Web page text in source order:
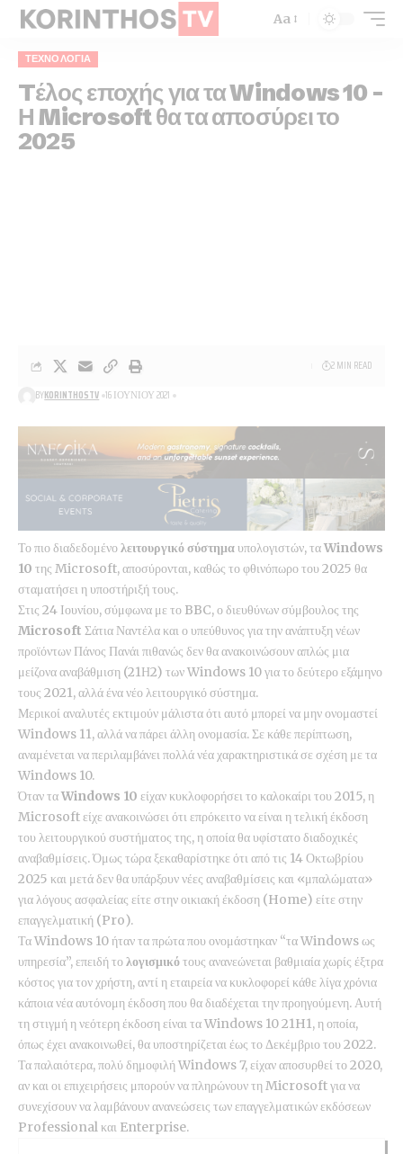
Aa
ΤΕΧΝΟΛΟΓΊΑ
Tέλος εποχής για τα Windows 10 –
Η Microsoft θα τα αποσύρει το
2025
BYKORINTHOSTV 16 ΙΟΥΝΊΟΥ 2021
2 MIN READ
Το πιο διαδεδομένολειτουργικό σύστημαυπολογιστών, ταWindows
10 της Microsoft, αποσύρονται, καθώς το φθινόπωρο του 2025 θα
σταματήσει η υποστήριξή τους.
Στις 24 Ιουνίου, σύμφωνα με το BBC, ο διευθύνων σύμβουλος της
Microsoft Σάτια Ναντέλα και ο υπεύθυνος για την ανάπτυξη νέων
προϊόντων Πάνος Πανάι πιθανώς δεν θα ανακοινώσουν απλώς μια
μείζονα αναβάθμιση (21Η2) των Windows 10 για το δεύτερο εξάμηνο
τους 2021, αλλά ένα νέο λειτουργικό σύστημα.
Μερικοί αναλυτές εκτιμούν μάλιστα ότι αυτό μπορεί να μην ονομαστεί
Windows 11, αλλά να πάρει άλλη ονομασία. Σε κάθε περίπτωση,
αναμένεται να περιλαμβάνει πολλά νέα χαρακτηριστικά σε σχέση με τα
Windows 10.
Όταν ταWindows 10 είχαν κυκλοφορήσει το καλοκαίρι του 2015, η
Microsoft είχε ανακοινώσει ότι επρόκειτο να είναι η τελική έκδοση
του λειτουργικού συστήματος της, η οποία θα υφίστατο διαδοχικές
αναβαθμίσεις. Όμως τώρα ξεκαθαρίστηκε ότι από τις 14 Οκτωβρίου
2025 και μετά δεν θα υπάρξουν νέες αναβαθμίσεις και «μπαλώματα»
για λόγους ασφαλείας είτε στην οικιακή έκδοση (Home) είτε στην
επαγγελματική (Pro).
Τα Windows 10 ήταν τα πρώτα που ονομάστηκαν “τα Windows ως
υπηρεσία”, επειδή τολογισμικότους ανανεώνεται βαθμιαία χωρίς έξτρα
κόστος για τον χρήστη, αντί η εταιρεία να κυκλοφορεί κάθε λίγα χρόνια
κάποια νέα αυτόνομη έκδοση που θα διαδέχεται την προηγούμενη. Αυτή
τη στιγμή η νεότερη έκδοση είναι τα Windows 10 21H1, η οποία,
όπως έχει ανακοινωθεί, θα υποστηρίζεται έως το Δεκέμβριο του 2022.
Τα παλαιότερα, πολύ δημοφιλή Windows 7, είχαν αποσυρθεί το 2020,
αν και οι επιχειρήσεις μπορούν να πληρώνουν τη Microsoft για να
συνεχίσουν να λαμβάνουν ανανεώσεις των επαγγελματικών εκδόσεων
Professional και Enterprise.